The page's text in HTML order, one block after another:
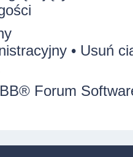
• Usuń
® Forum